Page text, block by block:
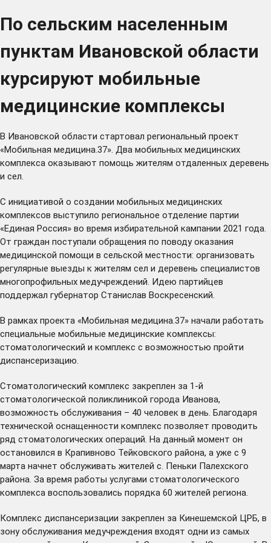
По сельским населенным
пунктам Ивановской области
курсируют мобильные
медицинские комплексы
В Ивановской области стартовал региональный проект
«Мобильная медицина.37». Два мобильных медицинских
комплекса оказывают помощь жителям отдаленных деревень
и сел.
С инициативой о создании мобильных медицинских
комплексов выступило региональное отделение партии
«Единая Россия» во время избирательной кампании 2021 года.
От граждан поступали обращения по поводу оказания
медицинской помощи в сельской местности: организовать
регулярные выезды к жителям сел и деревень специалистов
многопрофильных медучреждений. Идею партийцев
поддержал губернатор Станислав Воскресенский.
В рамках проекта «Мобильная медицина.37» начали работать
специальные мобильные медицинские комплексы:
стоматологический и комплекс с возможностью пройти
диспансеризацию.
Стоматологический комплекс закреплен за 1-й
стоматологической поликлиникой города Иванова,
возможность обслуживания – 40 человек в день. Благодаря
технической оснащенности комплекс позволяет проводить
ряд стоматологических операций. На данный момент он
остановился в Крапивново Тейковского района, а уже с 9
марта начнет обслуживать жителей с. Пеньки Палехского
района. За время работы услугами стоматологического
комплекса воспользовались порядка 60 жителей региона.
Комплекс диспансеризации закреплен за Кинешемской ЦРБ, в
зону обслуживания медучреждения входят одни из самых